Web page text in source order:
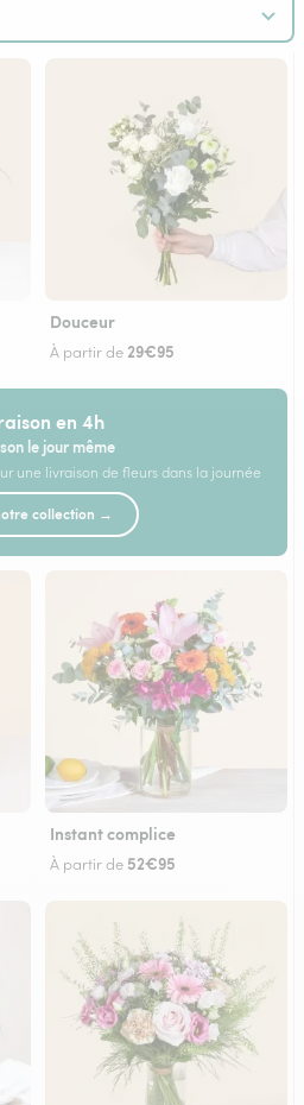
Douceur
À partir de 29€95
en 4h
le jour même
une livraison de fleurs dans la journée
collection →
Instant complice
À partir de 52€95